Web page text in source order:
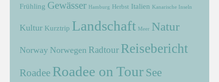
Frühling Gewässer Hamburg Herbst Italien Kanarische Inseln
Kultur Kurztrip Landschaft Meer Natur
Norway Norwegen Radtour Reisebericht
Roadee Roadee on Tour See